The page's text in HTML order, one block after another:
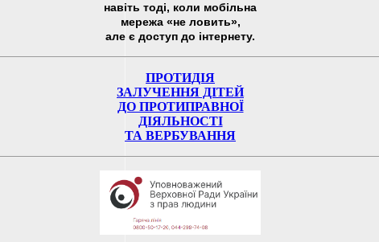
навіть тоді, коли мобільна
мережа «не ловить»,
але є доступ до інтернету.
ПРОТИДІЯ
ЗАЛУЧЕННЯ ДІТЕЙ
ДО ПРОТИПРАВНОЇ
ДІЯЛЬНОСТІ
ТА ВЕРБУВАННЯ